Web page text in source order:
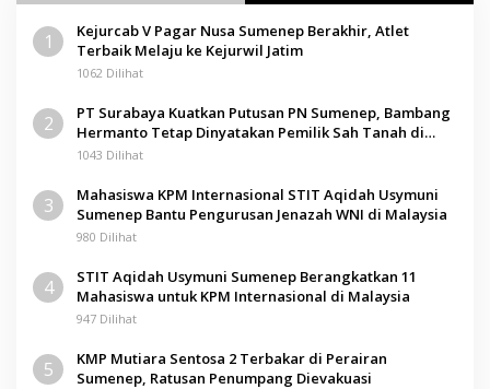
1
Kejurcab V Pagar Nusa Sumenep Berakhir, Atlet
Terbaik Melaju ke Kejurwil Jatim
1062 Dilihat
2
PT Surabaya Kuatkan Putusan PN Sumenep, Bambang
Hermanto Tetap Dinyatakan Pemilik Sah Tanah di
Pamolokan
1043 Dilihat
3
Mahasiswa KPM Internasional STIT Aqidah Usymuni
Sumenep Bantu Pengurusan Jenazah WNI di Malaysia
980 Dilihat
4
STIT Aqidah Usymuni Sumenep Berangkatkan 11
Mahasiswa untuk KPM Internasional di Malaysia
947 Dilihat
5
KMP Mutiara Sentosa 2 Terbakar di Perairan
Sumenep, Ratusan Penumpang Dievakuasi